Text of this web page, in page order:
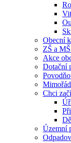
Obecní
ZŠ a
Akce
Dotační
Chci
Územní